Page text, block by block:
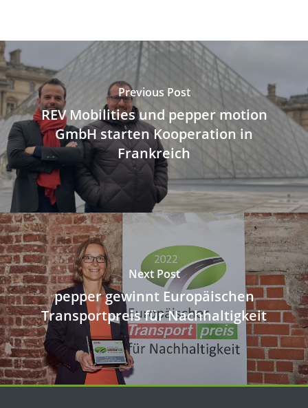
Previous Post
REV Mobilities und pepper motion
GmbH starten Kooperation in
Frankreich
Next Post
pepper gewinnt Europäischen
Transportpreis für Nachhaltigkeit